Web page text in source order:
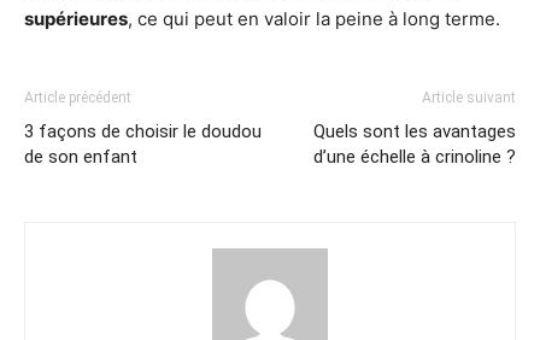
supérieures, ce qui peut en valoir la peine à long terme.
Article précédent
3 façons de choisir le doudou
de son enfant
Article suivant
Quels sont les avantages
d’une échelle à crinoline ?